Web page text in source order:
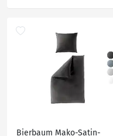
Bierbaum Mako-Satin-